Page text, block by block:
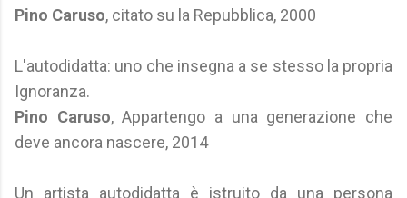
Pino Caruso, citato su la Repubblica, 2000
L'autodidatta: uno che insegna a se stesso la propria
Ignoranza.
Pino Caruso, Appartengo a una generazione che
deve ancora nascere, 2014
Un artista autodidatta è istruito da una persona